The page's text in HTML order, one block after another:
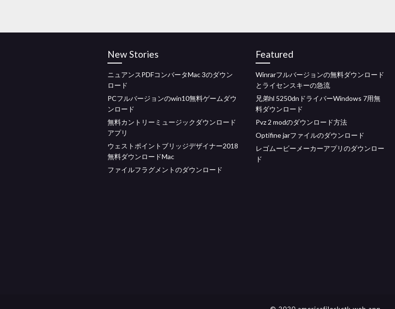
New Stories
ニュアンスPDFコンバータMac 3のダウン
ロード
PCフルバージョンのwin10無料ゲームダウ
ンロード
無料カントリーミュージックダウンロード
アプリ
ウェストポイントブリッジデザイナー2018
無料ダウンロードMac
ファイルフラグメントのダウンロード
Featured
Winrarフルバージョンの無料ダウンロード
とライセンスキーの急流
兄弟hl 5250dnドライバーWindows 7用無
料ダウンロード
Pvz 2 modのダウンロード方法
Optifine jarファイルのダウンロード
レゴムービーメーカーアプリのダウンロー
ド